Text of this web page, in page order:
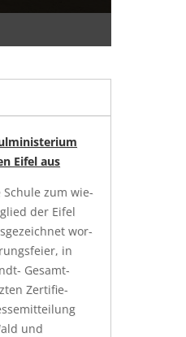
Eifel aus
Schu­le zum wie­
der Eifel
wor­
in
Gesamt­
Zer­ti­fie­
und